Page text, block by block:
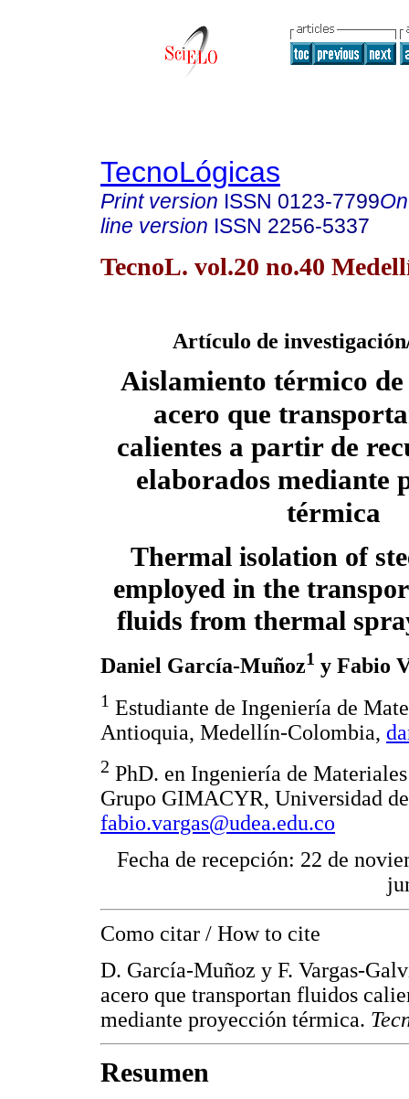
TecnoLógicas
Print version ISSN 0123-7799
line version ISSN 2256-5337
TecnoL. vol.20 no.40
Artículo de
Aislamiento térmico
acero que
calientes a partir de
elaborados mediante
térmica
Thermal isolation of
employed in the
fluids from thermal
Daniel García-Muñoz1 y Fabio
1 Estudiante de Ingeniería de
Antioquia, Medellín-Colombia,
2 PhD. en Ingeniería de
Grupo GIMACYR, Universidad
fabio.vargas@udea.edu.co
Fecha de recepción: 22 de
Como citar / How to cite
D. García-Muñoz y F. Vargas-
acero que transportan fluidos
mediante proyección térmica.
Resumen